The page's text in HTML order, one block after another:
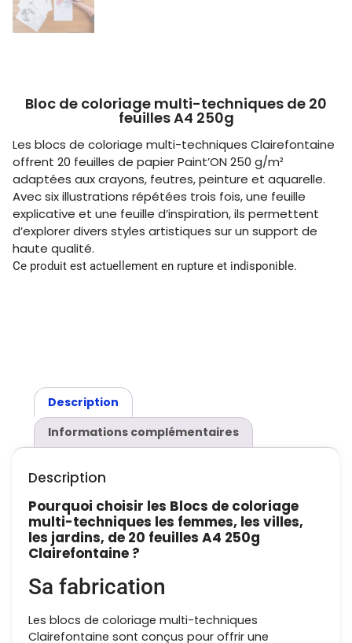
Bloc de coloriage multi-techniques de 20
feuilles A4 250g
Les blocs de coloriage multi-techniques Clairefontaine
offrent 20 feuilles de papier Paint’ON 250 g/m²
adaptées aux crayons, feutres, peinture et aquarelle.
Avec six illustrations répétées trois fois, une feuille
explicative et une feuille d’inspiration, ils permettent
d’explorer divers styles artistiques sur un support de
haute qualité.
Ce produit est actuellement en rupture et indisponible.
Description
Informations complémentaires
Description
Pourquoi choisir les Blocs de coloriage
multi-techniques les femmes, les villes,
les jardins, de 20 feuilles A4 250g
Clairefontaine ?
Sa fabrication
Les blocs de coloriage multi-techniques
Clairefontaine sont conçus pour offrir une